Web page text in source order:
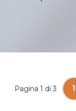
Pagina 1 di 3 1